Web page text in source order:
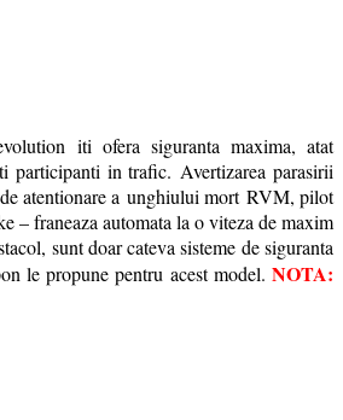
iti ofera siguranta maxima, atat
participanti in trafic.Avertizarea parasirii
atentionare a unghiului mort RVM, pilot
– franeaza automata la o viteza de maxim
sunt doar cateva sisteme de siguranta
le propune pentru acest model. NOTA: